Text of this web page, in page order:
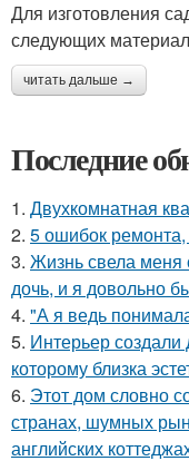
Для изготовления
следующих
читать дальше →
Последние
1. Двухкомнатная
2. 5 ошибок
3. Жизнь свела меня
дочь, и я довольно
4. "А я ведь
5. Интерьер создали
которому близка
6. Этот дом словно
странах, шумных
английских